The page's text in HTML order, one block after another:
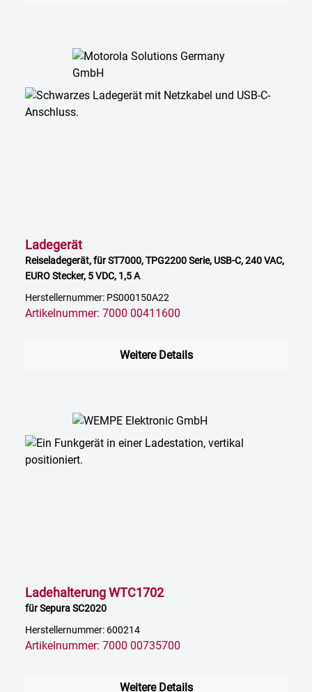
Ladegerät
Reiseladegerät, für ST7000, TPG2200 Serie, USB-C, 240 VAC,
EURO Stecker, 5 VDC, 1,5 A
Herstellernummer: PS000150A22
Artikelnummer: 7000 00411600
Weitere Details
Ladehalterung WTC1702
für Sepura SC2020
Herstellernummer: 600214
Artikelnummer: 7000 00735700
Weitere Details